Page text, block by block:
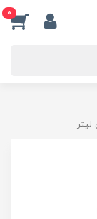
0